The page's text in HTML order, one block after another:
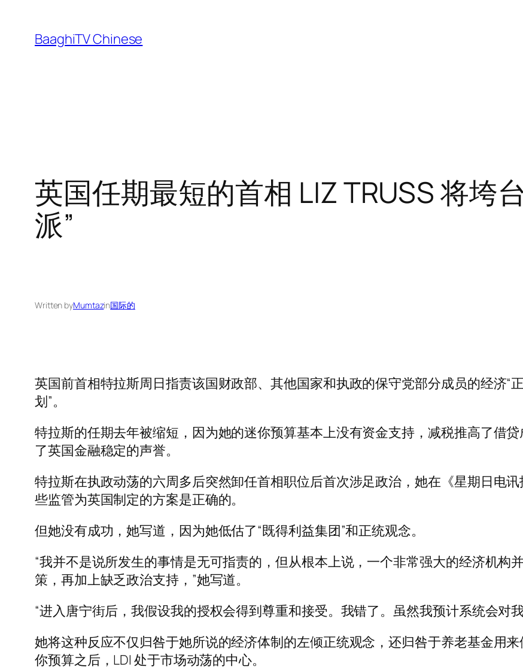
content
BaaghiTV Chinese
英国任期最短的首相 LIZ TRUSS 将垮
派”
Written byMumtazin国际的
英国前首相特拉斯周日指责该国财政部、其他国家和执政的保守党部分成员的经济“
划”。
特拉斯的任期去年被缩短，因为她的迷你预算基本上没有资金支持，减税推高了借
了英国金融稳定的声誉。
特拉斯在执政动荡的六周多后突然卸任首相职位后首次涉足政治，她在《星期日电
些监管为英国制定的方案是正确的。
但她没有成功，她写道，因为她低估了“既得利益集团”和正统观念。
“我并不是说所发生的事情是无可指责的，但从根本上说，一个非常强大的经济机构
策，再加上缺乏政治支持，”她写道。
“进入唐宁街后，我假设我的授权会得到尊重和接受。我错了。虽然我预计系统会对
她将这种反应不仅归咎于她所说的经济体制的左倾正统观念，还归咎于养老基金用
你预算之后，LDI 处于市场动荡的中心。